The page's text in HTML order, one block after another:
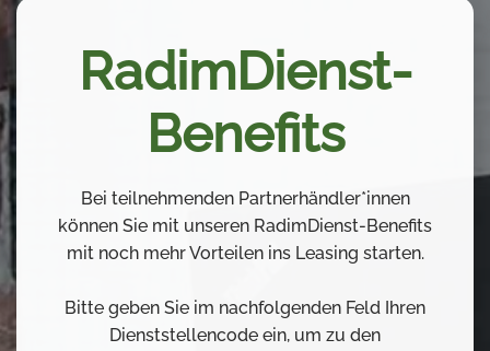
RadimDienst-
Benefits
Bei teilnehmenden Partnerhändler*innen
können Sie mit unseren RadimDienst-Benefits
mit noch mehr Vorteilen ins Leasing starten.
Bitte geben Sie im nachfolgenden Feld Ihren
Dienststellencode ein, um zu den